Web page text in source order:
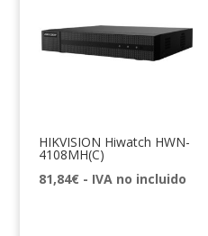
HIKVISION Hiwatch HWN-
4108MH(C)
81,84€ - IVA no incluido